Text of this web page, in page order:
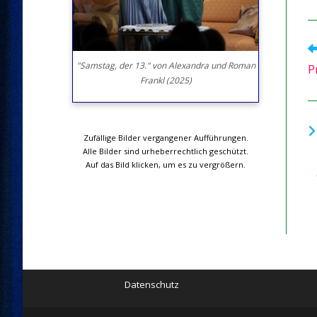
"Samstag, der 13." von Alexandra und Roman
Frankl (2025)
Zufällige Bilder vergangener Aufführungen.
Alle Bilder sind urheberrechtlich geschützt.
Auf das Bild klicken, um es zu vergrößern.
Datenschutz